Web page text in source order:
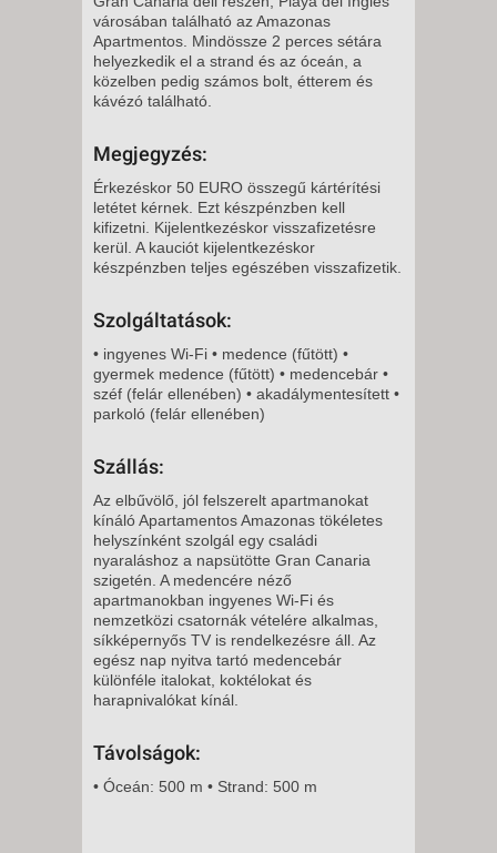
8 NAP / 7 ÉJSZAKA
2026. NOVEMBER 27., PÉNTEK
-
11 NAP / 10 ÉJSZAKA
-
8 NAP / 7 ÉJSZAKA
2026. NOVEMBER 28.,
SZOMBAT -
8 NAP / 7 ÉJSZAKA
SZOMBAT -
11 NAP / 10 ÉJSZAKA
2026. NOVEMBER 30., HÉTFŐ -
2026. NOVEMBER 30., HÉTFŐ -
12 NAP / 11 ÉJSZAKA
2026. NOVEMBER 30., HÉTFŐ -
5 NAP / 4 ÉJSZAKA
2026. DECEMBER 01., KEDD -
8 NAP / 7 ÉJSZAKA
2026. DECEMBER 01., KEDD -
2026. DECEMBER 01., KEDD -
5 NAP / 4 ÉJSZAKA
városában található az Amazonas
Apartmentos. Mindössze 2 perces sétára
helyezkedik el a strand és az óceán, a
közelben pedig számos bolt, étterem és
kávézó található.
Megjegyzés:
Érkezéskor 50 EURO összegű kártérítési
letétet kérnek. Ezt készpénzben kell
kifizetni. Kijelentkezéskor visszafizetésre
kerül. A kauciót kijelentkezéskor
készpénzben teljes egészében visszafizetik.
Szolgáltatások:
• ingyenes Wi-Fi • medence (fűtött) •
gyermek medence (fűtött) • medencebár •
széf (felár ellenében) • akadálymentesített •
parkoló (felár ellenében)
Szállás:
Az elbűvölő, jól felszerelt apartmanokat
kínáló Apartamentos Amazonas tökéletes
helyszínként szolgál egy családi
nyaraláshoz a napsütötte Gran Canaria
szigetén. A medencére néző
apartmanokban ingyenes Wi-Fi és
nemzetközi csatornák vételére alkalmas,
síkképernyős TV is rendelkezésre áll. Az
egész nap nyitva tartó medencebár
különféle italokat, koktélokat és
harapnivalókat kínál.
Távolságok:
• Óceán: 500 m • Strand: 500 m